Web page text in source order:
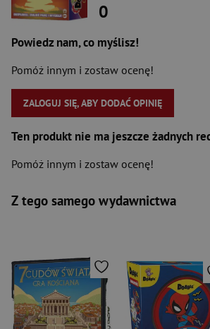
0
Powiedz nam, co myślisz!
Pomóż innym i zostaw ocenę!
ZALOGUJ SIĘ, ABY DODAĆ OPINIĘ
Ten produkt nie ma jeszcze żadnych
Pomóż innym i zostaw ocenę!
Z tego samego wydawnictwa